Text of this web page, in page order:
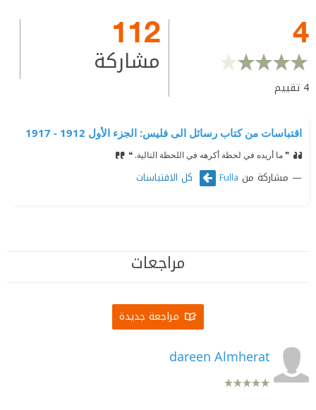
4
4 تقييم
112
مشاركة
اقتباسات من كتاب رسائل الى فليس: الجزء الأول 1912 - 1917
❞ ما أريده في لحظة أكرهه في اللحظة التالية. ❝
مشاركة من Fulla كل الاقتباسات
مراجعات
مراجعة جديدة
dareen Almherat